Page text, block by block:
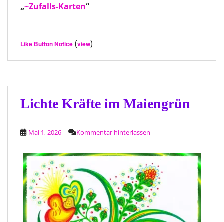
„~Zufalls-Karten“
Like Button Notice (view)
Lichte Kräfte im Maiengrün
Mai 1, 2026 Kommentar hinterlassen